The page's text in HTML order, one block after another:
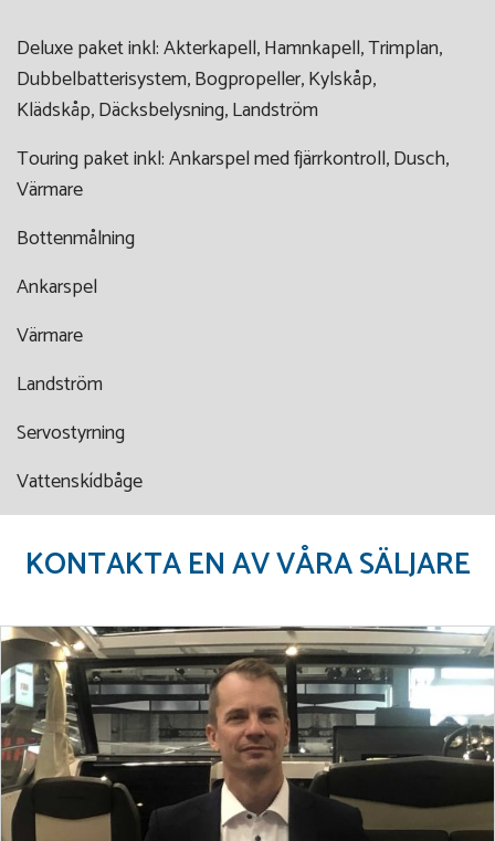
Deluxe paket inkl: Akterkapell, Hamnkapell, Trimplan,
Dubbelbatterisystem, Bogpropeller, Kylskåp,
Klädskåp, Däcksbelysning, Landström
Touring paket inkl: Ankarspel med fjärrkontroll, Dusch,
Värmare
Bottenmålning
Ankarspel
Värmare
Landström
Servostyrning
Vattenskídbåge
KONTAKTA EN AV VÅRA SÄLJARE